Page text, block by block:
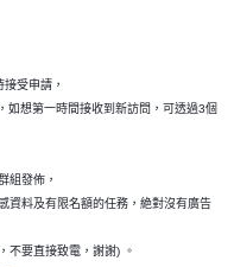
受申請，
如想第一時間接收到新訪問，可透過3個
組發佈，
資料及有限名額的任務，絶對沒有廣告
不要直接致電，謝謝) 。